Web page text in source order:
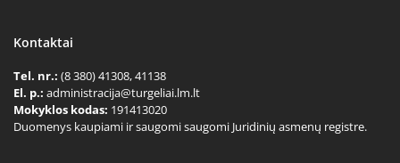
Kontaktai
Tel. nr.: (8 380) 41308, 41138
El. p.: administracija@turgeliai.lm.lt
Mokyklos kodas: 191413020
Duomenys kaupiami ir saugomi saugomi Juridinių asmenų registre.